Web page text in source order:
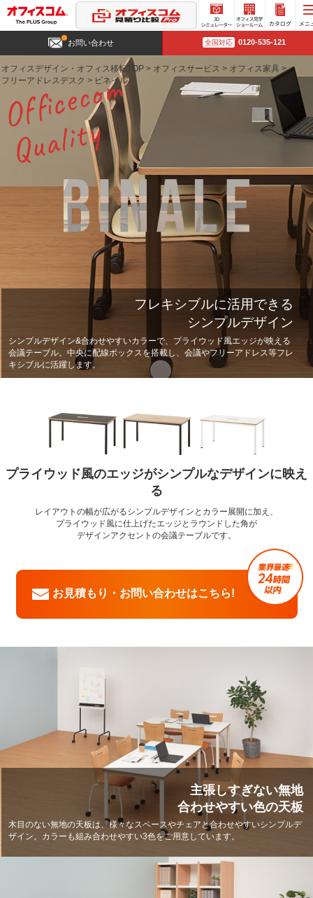
3D
シミュ
ー
ルーム
お問い合わせ 全国対応 0120-535-121
オフィスデザイン・オフィス移転TOP > オフィスサービス > オフィス家具 >
フリーアドレスデスク > ビネイル
フレキシブルに活用できる
シンプルデザイン
シンプルデザイン&合わせやすいカラーで、プライウッド風エッジが映える
会議テーブル。中央に配線ボックスを搭載し、会議やフリーアドレス等フレ
キシブルに活躍します。
プライウッド風のエッジがシンプルなデザインに映え
る
レイアウトの幅が広がるシンプルデザインとカラー展開に加え、
プライウッド風に仕上げたエッジとラウンドした角が
デザインアクセントの会議テーブルです。
お見積もり・お問い合わせはこちら!
主張しすぎない無地
合わせやすい色の天板
木目のない無地の天板は、様々なスペースやチェアと合わせやすいシンプルデ
ザイン。カラーも組み合わせやすい3色をご用意しています。